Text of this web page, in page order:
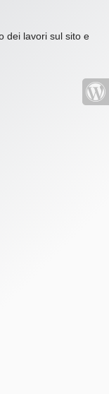
dei lavori sul sito e